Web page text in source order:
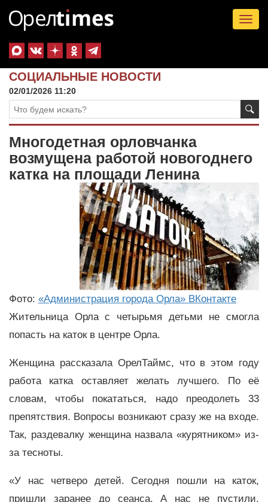
СОЦИАЛЬНЫЕ НОВОСТИ
02/01/2026 11:20
Многодетная орловчанка
возмущена работой новогоднего
катка на площади Ленина
Фото: «Администрация города Орла» ВКонтакте
Жительница Орла с четырьмя детьми не смогла
попасть на каток в центре Орла.
Женщина рассказала ОрелТаймс, что в этом году
работа катка оставляет желать лучшего. По её
словам, чтобы покататься, надо преодолеть 33
препятствия. Вопросы возникают сразу же на входе.
Так, раздевалку женщина назвала «курятником» из-
за тесноты.
«У нас четверо детей. Сегодня пошли на каток,
пришли заранее до сеанса. А нас не пустили.